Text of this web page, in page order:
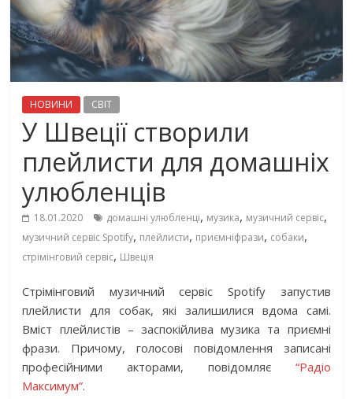
НОВИНИ СВІТ
У Швеції створили
плейлисти для домашніх
улюбленців
18.01.2020 домашні улюбленці, музика, музичний сервіс,
музичний сервіс Spotify, плейлисти, приємніфрази, собаки,
стрімінговий сервіс, Швеція
Стрімінговий музичний сервіс Spotify запустив
плейлисти для собак, які залишилися вдома самі.
Вміст плейлистів – заспокійлива музика та приємні
фрази. Причому, голосові повідомлення записані
професійними акторами, повідомляє “Радіо
Максимум”.